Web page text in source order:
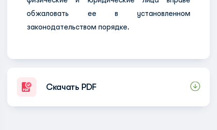
обжаловать ее в установленном
законодательством порядке.
Скачать PDF